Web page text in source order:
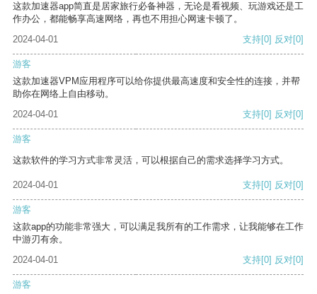
这款加速器app简直是居家旅行必备神器，无论是看视频、玩游戏还是工
作办公，都能畅享高速网络，再也不用担心网速卡顿了。
2024-04-01
支持[0] 反对[0]
游客
这款加速器VPM应用程序可以给你提供最高速度和安全性的连接，并帮
助你在网络上自由移动。
2024-04-01
支持[0] 反对[0]
游客
这款软件的学习方式非常灵活，可以根据自己的需求选择学习方式。
2024-04-01 支持[0] 反对[0]
游客
这款app的功能非常强大，可以满足我所有的工作需求，让我能够在工作
中游刃有余。
2024-04-01
支持[0] 反对[0]
游客